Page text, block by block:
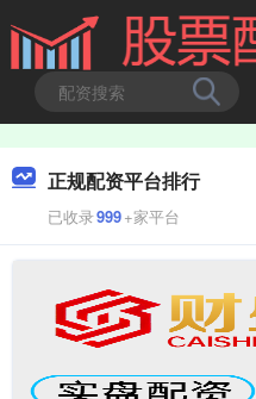
正规配资平台排行
已收录999+家平台